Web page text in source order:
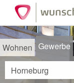
Wohnen Gewerbe